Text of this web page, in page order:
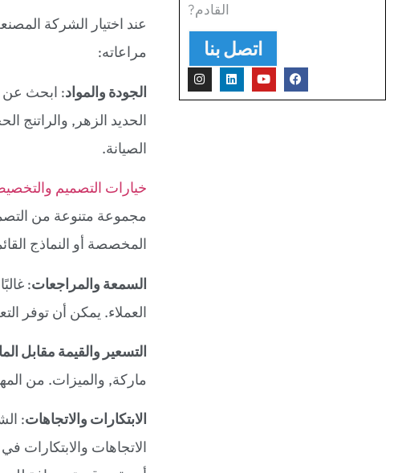
القادم?
اتصل بنا
عند اختيار الشركة
مراعاته:
الجودة والمواد: ابحث عن
الحديد الزهر, والراتنج
الصيانة.
خيارات التصميم
مجموعة متنوعة من
المخصصة أو النماذج
السمعة والمراجعات:
العملاء. يمكن أن توفر
التسعير والقيمة مقابل
ماركة, والميزات. من
الابتكارات والاتجاهات:
الاتجاهات والابتكارات